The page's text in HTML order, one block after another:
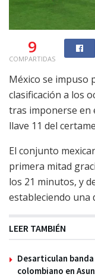
9
COMPARTIDAS
México se impuso
clasificación a los
tras imponerse en
llave 11 del
El conjunto
primera mitad
los 21 minutos, y
estableciendo una
LEER TAMBIÉN
Desarticulan
colombiano en